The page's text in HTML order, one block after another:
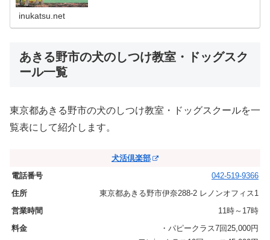
inukatsu.net
あきる野市の犬のしつけ教室・ドッグスク
ール一覧
東京都あきる野市の犬のしつけ教室・ドッグスクールを一
覧表にして紹介します。
犬活倶楽部
042-519-9366
東京都あきる野市伊奈288-2 レノンオフィス1
11時～17時
・パピークラス7回25,000円